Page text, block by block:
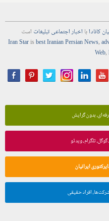
کانادابا اخباراجتماعیتبلیغات است
Iran Starisbest Iranian PersianNews,
Web,
بدون گرایش
تلگرام، ویدئو
ایرانیان
افراد حقیقی